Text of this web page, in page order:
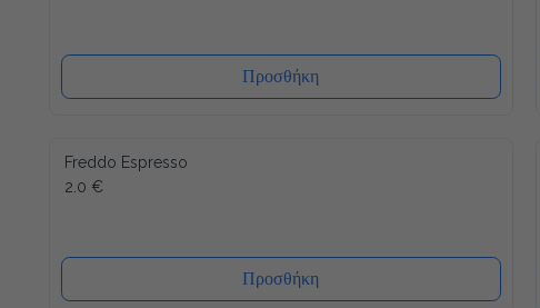
Προσθήκη
Freddo Espresso
2.0 €
Προσθήκη